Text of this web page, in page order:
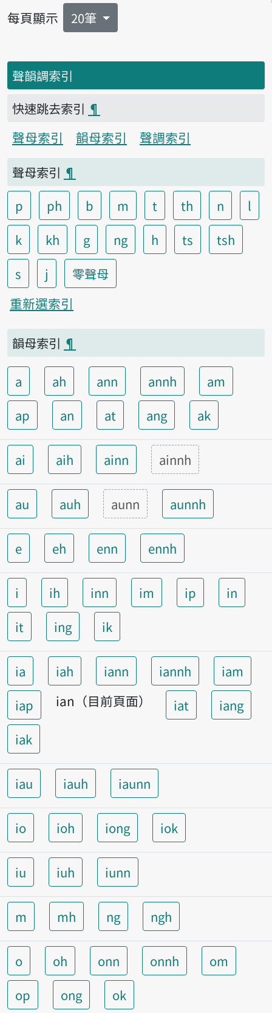
每頁顯示 20筆
聲韻調索引
快速跳去索引 ¶
聲母索引
韻母索引
聲調索引
聲母索引 ¶
p
ph b m t th n
l
k
kh g ng h ts
tsh
s
j
零聲母
重新選索引
韻母索引 ¶
a ah ann annh
am
ap
an at ang ak
ai aih ainn ainnh
au auh aunn aunnh
e eh enn ennh
i ih inn im ip
in
it
ing ik
ia iah iann iannh
iam
iap
ian（目前頁面） iat
iang
iak
iau iauh iaunn
io ioh iong iok
iu iuh iunn
m mh ng ngh
o oh onn onnh
om
op
ong ok